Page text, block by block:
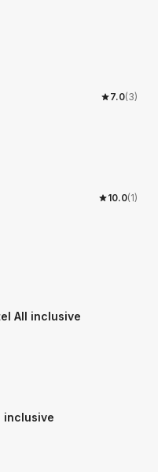
7.0(3)
10.0(1)
All inclusive
inclusive